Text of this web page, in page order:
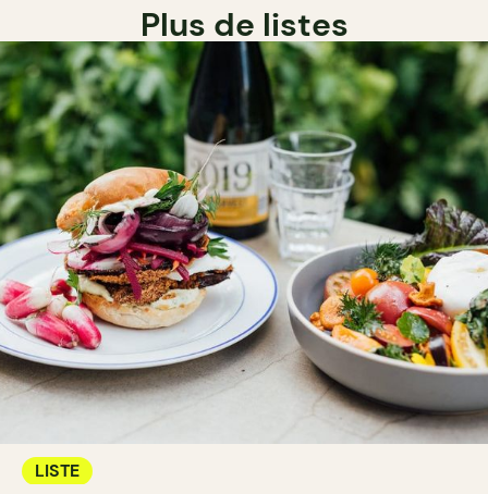
Plus de listes
LISTE